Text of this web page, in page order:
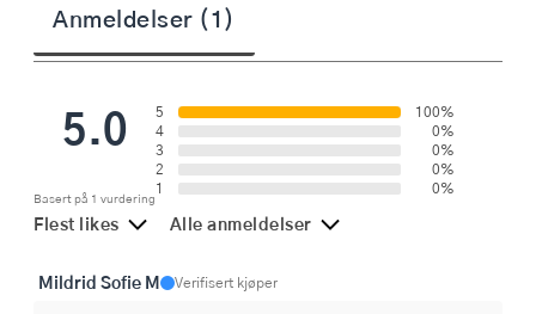
Anmeldelser (1)
5.0
Basert på 1 vurdering
5
100%
4
0%
3
0%
2
0%
1
0%
Flest likes Alle anmeldelser
Mildrid Sofie M Verifisert kjøper